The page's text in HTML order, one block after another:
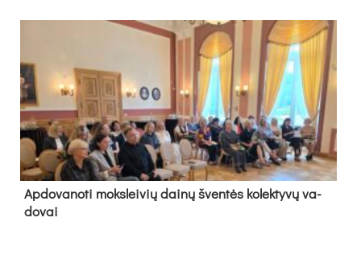
Ap­do­va­no­ti moks­lei­vių dai­nų šven­tės ko­lek­ty­vų va­
do­vai